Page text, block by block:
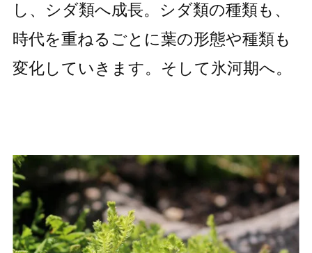
し、シダ類へ成長。シダ類の種類も、
時代を重ねるごとに葉の形態や種類も
変化していきます。そして氷河期へ。